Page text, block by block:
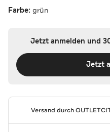
Farbe: grün
Jetzt anmelden und
Jetzt
Versand durch